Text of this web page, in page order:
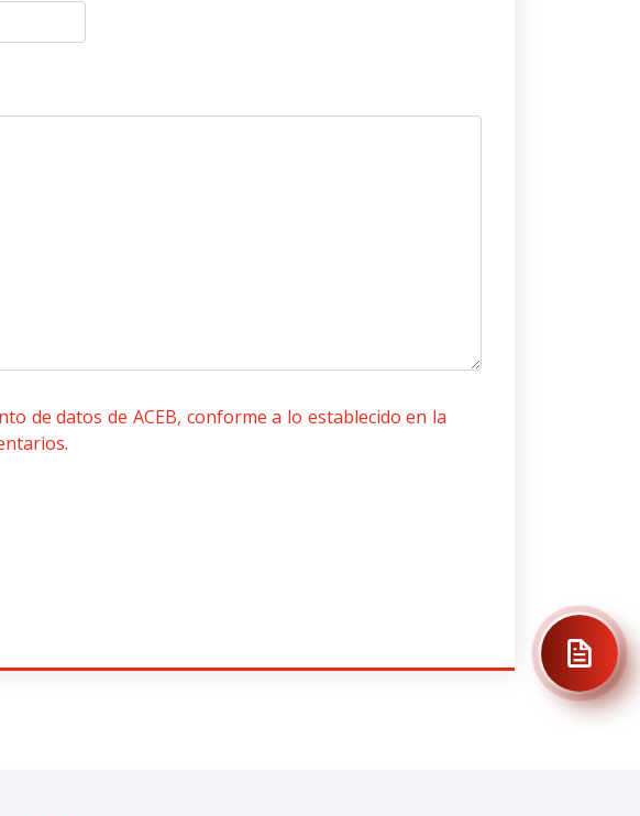
de datos de ACEB, conforme a lo establecido en la